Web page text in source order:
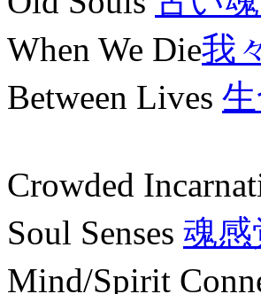
When We Die我
Between Lives
Crowded
Soul Senses 魂感
Mind/Spirit